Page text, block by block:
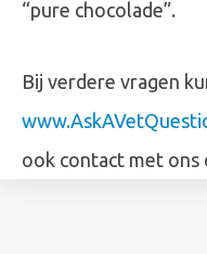
“pure chocolade”.
Bij verdere vragen
ook contact met ons